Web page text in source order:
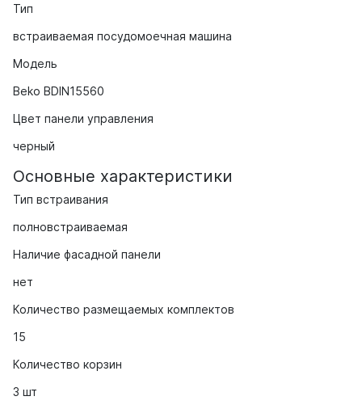
Тип
встраиваемая посудомоечная машина
Модель
Beko BDIN15560
Цвет панели управления
черный
Основные характеристики
Тип встраивания
полновстраиваемая
Наличие фасадной панели
нет
Количество размещаемых комплектов
15
Количество корзин
3 шт